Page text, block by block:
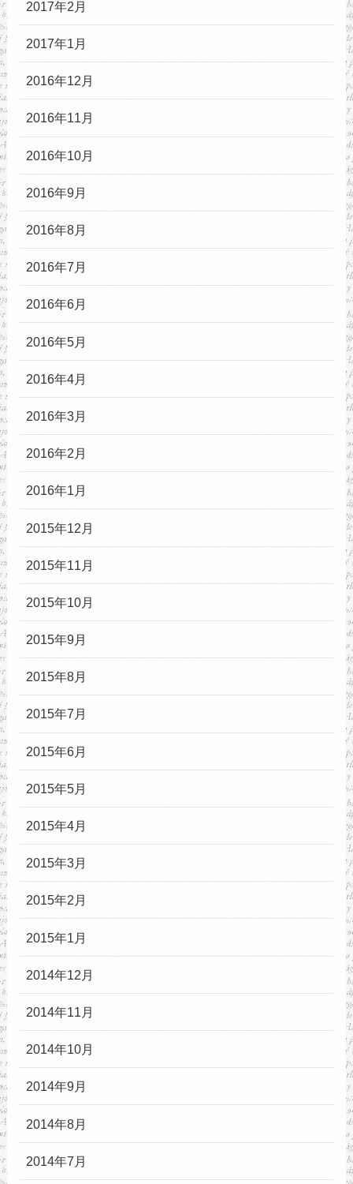
2017年2月
2017年1月
2016年12月
2016年11月
2016年10月
2016年9月
2016年8月
2016年7月
2016年6月
2016年5月
2016年4月
2016年3月
2016年2月
2016年1月
2015年12月
2015年11月
2015年10月
2015年9月
2015年8月
2015年7月
2015年6月
2015年5月
2015年4月
2015年3月
2015年2月
2015年1月
2014年12月
2014年11月
2014年10月
2014年9月
2014年8月
2014年7月